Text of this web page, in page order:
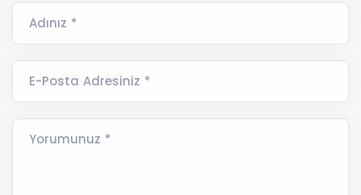
Adınız *
E-Posta Adresiniz *
Yorumunuz *